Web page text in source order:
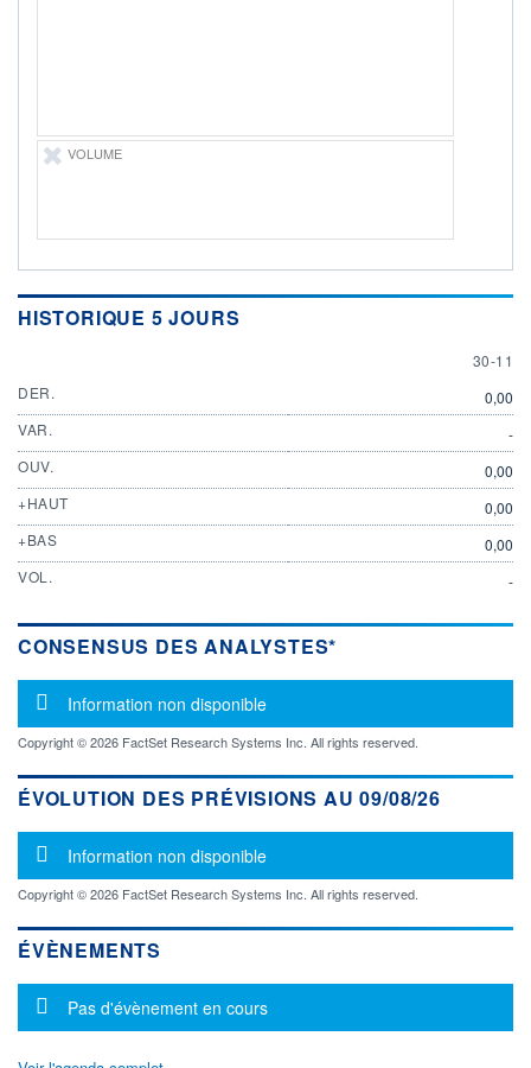
Non éligible
Boursobank
VOLUME
HISTORIQUE 5 JOURS
30
30-11
DER.
0,00
VAR.
-
OUV.
0,00
+HAUT
0,00
+BAS
0,00
VOL.
-
CONSENSUS DES ANALYSTES*
Message d'information
Information non disponible
Copyright © 2026 FactSet Research Systems Inc. All rights reserved.
ÉVOLUTION DES PRÉVISIONS AU 09/08/26
Message d'information
Information non disponible
Copyright © 2026 FactSet Research Systems Inc. All rights reserved.
ÉVÈNEMENTS
Message d'information
Pas d'évènement en cours